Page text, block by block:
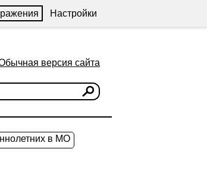
Настройки
версия сайта
в МО